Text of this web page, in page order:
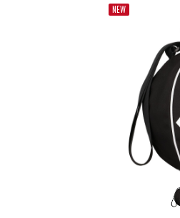
NEW